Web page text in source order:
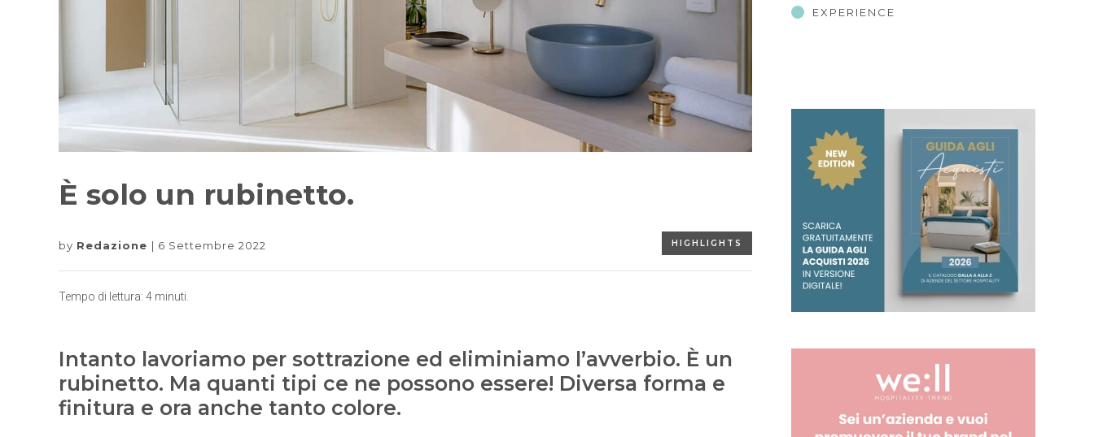
È solo un rubinetto.
by Redazione 6 Settembre 2022 HIGHLIGHTS
Tempo di lettura: 4 minuti.
Intanto lavoriamo per sottrazione ed eliminiamo l’avverbio. È un
rubinetto. Ma quanti tipi ce ne possono essere! Diversa forma e
finitura e ora anche tanto colore.
EXPERIENCE